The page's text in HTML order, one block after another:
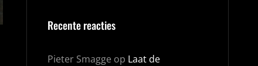
Recente reacties
Pieter Smagge op Laat de